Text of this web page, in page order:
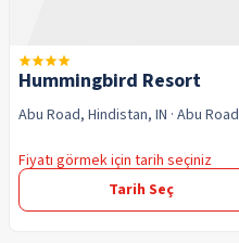
Hummingbird Resort
Abu Road, Hindistan, IN · Abu Road
Fiyatı görmek için tarih seçiniz
Tarih Seç